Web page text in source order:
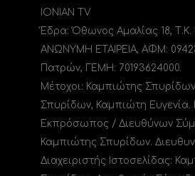
IONIAN TV
Έδρα: Όθωνος Αμαλίας 18, Τ.Κ.
ΑΝΩΝΥΜΗ ΕΤΑΙΡΕΙΑ, ΑΦΜ:
Πατρών, ΓΕΜΗ: 70193624000.
Μέτοχοι: Καμπιώτης
Σπυρίδων, Καμπιώτη Ευγενία.
Εκπρόσωπος / Διευθύνων
Καμπιώτης Σπυρίδων.
Διαχειριστής Ιστοσελίδας: